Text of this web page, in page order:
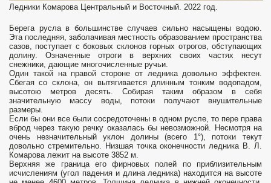
Ледники Комарова Центральный и Восточный. 2022 год.
Берега русла в большинстве случаев сильно насыщены водою.
Эта последняя, заболачивая местность образованием пространства
сазов, поступает с боковых склонов горных отрогов, обступающих
долину. Означенные отроги в верхних своих частях несут
снежники, дающие многочисленные ручьи.
Один такой на правой стороне от ледника довольно эффектен.
Сбегая со склона, он вытягивается длинным тонким водопадом,
высотою метров десять. Собирая таким образом в себя
значительную массу воды, потоки получают внушительные
размеры.
Если бы они все были сосредоточены в одном русле, то пере­ права
вброд через такую речку оказалась бы невозможной. Несмотря на
очень незначительный уклон долины (всего 1°), потоки текут
довольно стремительно. Низшая точка оконечности ледника В. Л.
Комарова лежит на высоте 3852 м.
Верхняя же граница его фирновых полей по приблизительным
исчислениям (угол падения и длина ледника) находится на высоте